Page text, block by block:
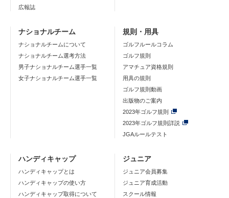
広報誌
ナショナルチーム
ナショナルチームについて
ナショナルチーム選考方法
男子ナショナルチーム選手一覧
女子ナショナルチーム選手一覧
規則・用具
ゴルフルールコラム
ゴルフ規則
アマチュア資格規則
用具の規則
ゴルフ規則動画
出版物のご案内
2023年ゴルフ規則
2023年ゴルフ規則詳説
JGAルールテスト
ハンディキャップ
ハンディキャップとは
ハンディキャップの使い方
ハンディキャップ取得について
ジュニア
ジュニア会員募集
ジュニア育成活動
スクール情報